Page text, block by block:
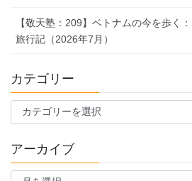
【敬天塾：209】ベトナムの今を歩く
旅行記（2026年7月）
カテゴリー
テ
リ
ー
アーカイブ
ア